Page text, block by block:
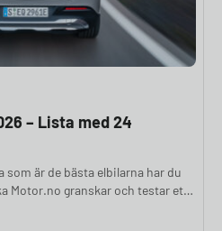
– Lista med 24
som är de bästa elbilarna har du
Motor.no granskar och testar ett
för att ge dig en objektiv och
bygger på en hel rad